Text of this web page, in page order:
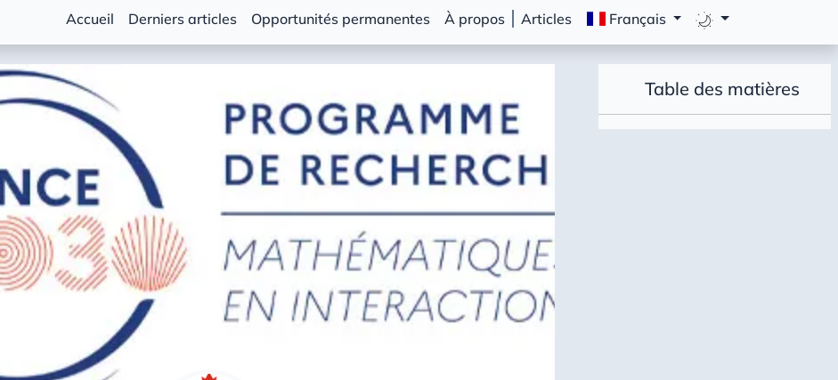
Accueil Derniers articles Opportunités permanentes À propos Articles Français
Table des matières